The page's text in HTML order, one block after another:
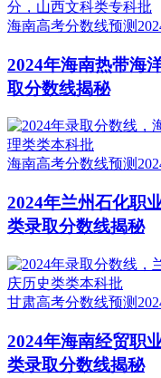
海南高考分数线预测
2024年海南热带海
取分数线揭秘
海南高考分数线预测
2024年兰州石化职
类录取分数线揭秘
甘肃高考分数线预测
2024年海南经贸职
类录取分数线揭秘